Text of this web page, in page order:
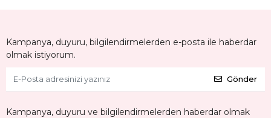
Kampanya, duyuru, bilgilendirmelerden e-posta ile haberdar
olmak istiyorum.
Gönder
Kampanya, duyuru ve bilgilendirmelerden haberdar olmak